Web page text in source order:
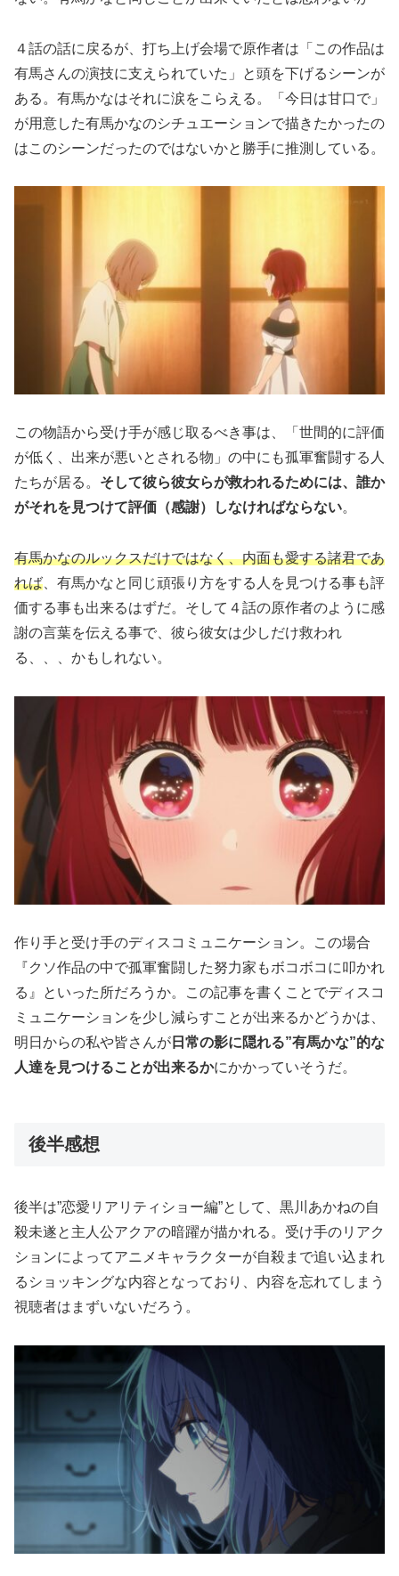
４話の話に戻るが、打ち上げ会場で原作者は「この作品は
有馬さんの演技に支えられていた」と頭を下げるシーンが
ある。有馬かなはそれに涙をこらえる。「今日は甘口で」
が用意した有馬かなのシチュエーションで描きたかったの
はこのシーンだったのではないかと勝手に推測している。
この物語から受け手が感じ取るべき事は、「世間的に評価
が低く、出来が悪いとされる物」の中にも孤軍奮闘する人
たちが居る。 そして彼ら彼女らが救われるためには、誰か
がそれを見つけて評価（感謝）しなければならない。
有馬かなのルックスだけではなく、内面も愛する諸君であ
れば 、有馬かなと同じ頑張り方をする人を見つける事も評
価する事も出来るはずだ。そして４話の原作者のように感
謝の言葉を伝える事で、彼ら彼女は少しだけ救われ
る、、、かもしれない。
作り手と受け手のディスコミュニケーション。この場合
『クソ作品の中で孤軍奮闘した努力家もボコボコに叩かれ
る』といった所だろうか。この記事を書くことでディスコ
ミュニケーションを少し減らすことが出来るかどうかは、
明日からの私や皆さんが 日常の影に隠れる”有馬かな”的な
人達を見つけることが出来るかにかかっていそうだ。
後半感想
後半は”恋愛リアリティショー編”として、黒川あかねの自
殺未遂と主人公アクアの暗躍が描かれる。受け手のリアク
ションによってアニメキャラクターが自殺まで追い込まれ
るショッキングな内容となっており、内容を忘れてしまう
視聴者はまずいないだろう。